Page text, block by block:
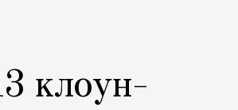
клоун-